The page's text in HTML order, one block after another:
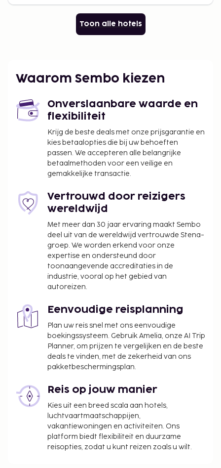
Toon alle hotels
Waarom Sembo kiezen
Onverslaanbare waarde en
flexibiliteit
Krijg de beste deals met onze prijsgarantie en
kies betaalopties die bij uw behoeften
passen. We accepteren alle belangrijke
betaalmethoden voor een veilige en
gemakkelijke transactie.
Vertrouwd door reizigers
wereldwijd
Met meer dan 30 jaar ervaring maakt Sembo
deel uit van de wereldwijd vertrouwde Stena-
groep. We worden erkend voor onze
expertise en ondersteund door
toonaangevende accreditaties in de
industrie, vooral op het gebied van
autoreizen.
Eenvoudige reisplanning
Plan uw reis snel met ons eenvoudige
boekingssysteem. Gebruik Amelia, onze AI Trip
Planner, om prijzen te vergelijken en de beste
deals te vinden, met de zekerheid van ons
pakketbeschermingsplan.
Reis op jouw manier
Kies uit een breed scala aan hotels,
luchtvaartmaatschappijen,
vakantiewoningen en activiteiten. Ons
platform biedt flexibiliteit en duurzame
reisopties, zodat u kunt reizen zoals u wilt.